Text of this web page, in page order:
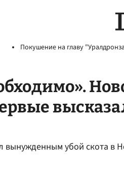
Покушение на главу
вынужденным убой скота в